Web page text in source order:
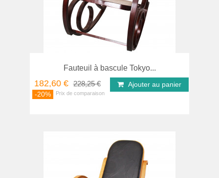
Fauteuil à bascule Tokyo...
182,60 € 228,25 €
-20%
Ajouter au panier